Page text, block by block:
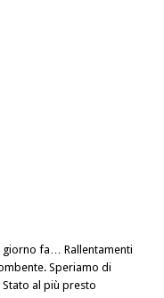
giorno fa… Rallentamenti
Speriamo di
al più presto